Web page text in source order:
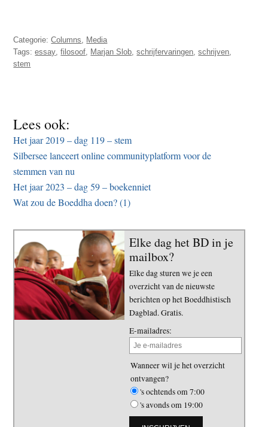
Categorie:Columns, Media
Tags:essay,filosoof, Marjan Slob,schrijfervaringen,schrijven,
stem
Lees ook:
Het jaar 2019 – dag 119 – stem
Silbersee lanceert online communityplatform voor de
stemmen van nu
Het jaar 2023 – dag 59 – boekenniet
Wat zou de Boeddha doen? (1)
Elke dag het BD in je
mailbox?
Elke dag sturen we je een
overzicht van de nieuwste
berichten op het Boeddhistisch
Dagblad. Gratis.
E-mailadres:
Wanneer wil je het overzicht
ontvangen?
's ochtends om 7:00
's avonds om 19:00